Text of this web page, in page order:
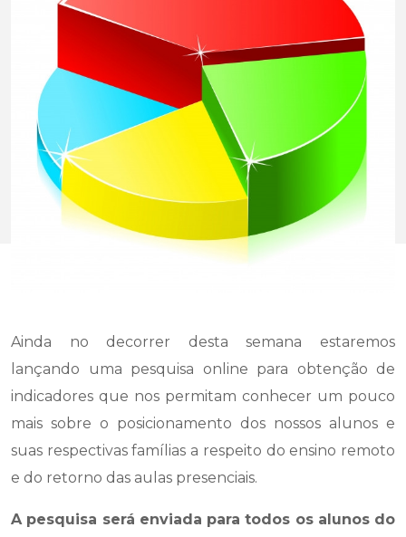
Ainda no decorrer desta semana estaremos
lançando uma pesquisa online para obtenção de
indicadores que nos permitam conhecer um pouco
mais sobre o posicionamento dos nossos alunos e
suas respectivas famílias a respeito do ensino remoto
e do retorno das aulas presenciais.
A pesquisa será enviada para todos os alunos do